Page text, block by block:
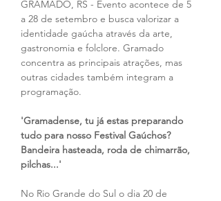
GRAMADO, RS - Evento acontece de 5
a 28 de setembro e busca valorizar a
identidade gaúcha através da arte,
gastronomia e folclore. Gramado
concentra as principais atrações, mas
outras cidades também integram a
programação.
'Gramadense, tu já estas preparando
tudo para nosso Festival Gaúchos?
Bandeira hasteada, roda de chimarrão,
pilchas...'
No Rio Grande do Sul o dia 20 de